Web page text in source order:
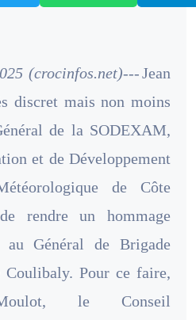
(crocinfos.net)---Jean
discret mais non moins
de la SODEXAM,
et de Développement
de Côte
rendre un hommage
Général de Brigade
Coulibaly. Pour ce faire,
le Conseil